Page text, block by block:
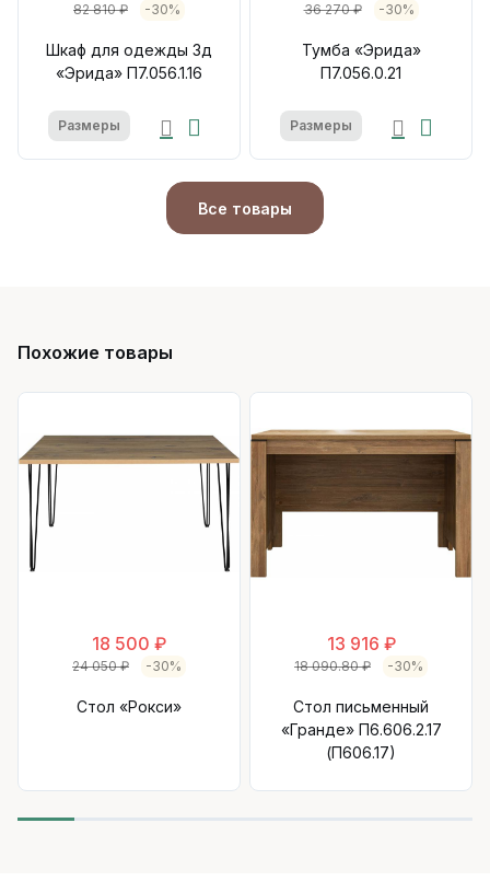
82 810 ₽ -30%
Шкаф для одежды 3д
«Эрида» П7.056.1.16
Размеры
36 270 ₽ -30%
Тумба «Эрида»
П7.056.0.21
Размеры
Все товары
Похожие товары
18 500 ₽
24 050 ₽ -30%
Стол «Рокси»
13 916 ₽
18 090.80 ₽ -30%
Стол письменный
«Гранде» П6.606.2.17
(П606.17)